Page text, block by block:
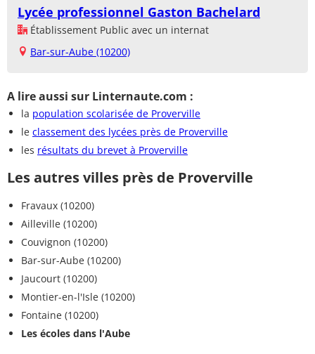
Lycée professionnel Gaston Bachelard
Établissement Public avec un internat
Bar-sur-Aube (10200)
A lire aussi sur Linternaute.com :
la population scolarisée de Proverville
le classement des lycées près de Proverville
les résultats du brevet à Proverville
Les autres villes près de Proverville
Fravaux (10200)
Ailleville (10200)
Couvignon (10200)
Bar-sur-Aube (10200)
Jaucourt (10200)
Montier-en-l'Isle (10200)
Fontaine (10200)
Les écoles dans l'Aube